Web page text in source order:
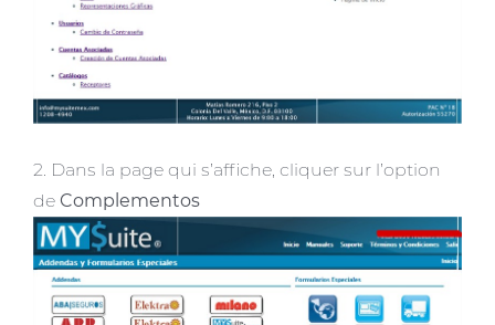
2. Dans la page qui s’affiche, cliquer sur l’option
de Complementos